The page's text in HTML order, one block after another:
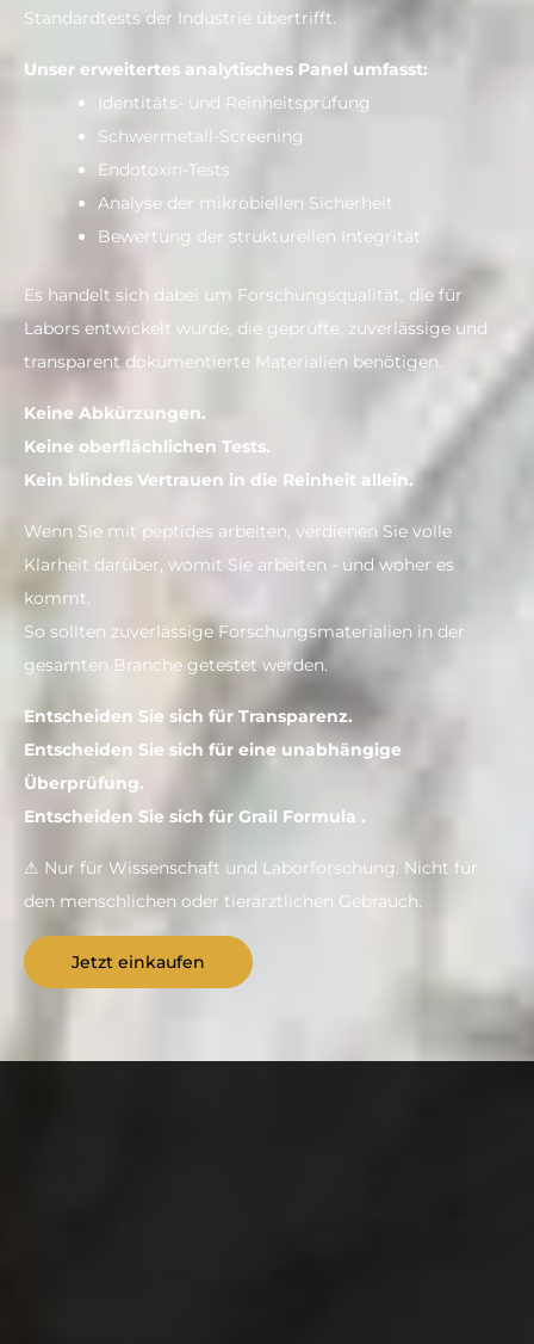
Standardtests der Industrie übertrifft.
Unser erweitertes analytisches Panel umfasst:
Identitäts- und Reinheitsprüfung
Schwermetall-Screening
Endotoxin-Tests
Analyse der mikrobiellen Sicherheit
Bewertung der strukturellen Integrität
Es handelt sich dabei um Forschungsqualität, die für
Labors entwickelt wurde, die geprüfte, zuverlässige und
transparent dokumentierte Materialien benötigen.
Keine Abkürzungen.
Keine oberflächlichen Tests.
Kein blindes Vertrauen in die Reinheit allein.
Wenn Sie mit peptides arbeiten, verdienen Sie volle
Klarheit darüber, womit Sie arbeiten - und woher es
kommt.
So sollten zuverlässige Forschungsmaterialien in der
gesamten Branche getestet werden.
Entscheiden Sie sich für Transparenz.
Entscheiden Sie sich für eine unabhängige
Überprüfung.
Entscheiden Sie sich für Grail Formula .
⚠ Nur für Wissenschaft und Laborforschung. Nicht für
den menschlichen oder tierärztlichen Gebrauch.
Jetzt einkaufen